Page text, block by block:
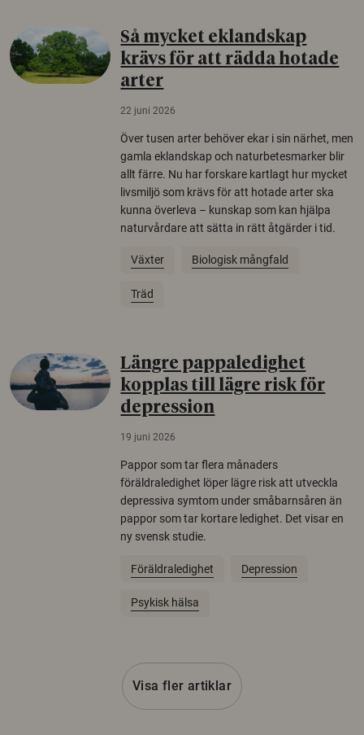
Så mycket eklandskap
krävs för att rädda hotade
arter
22 juni 2026
Över tusen arter behöver ekar i sin närhet, men
gamla eklandskap och naturbetesmarker blir
allt färre. Nu har forskare kartlagt hur mycket
livsmiljö som krävs för att hotade arter ska
kunna överleva – kunskap som kan hjälpa
naturvårdare att sätta in rätt åtgärder i tid.
Växter Biologisk mångfald
Träd
Längre pappaledighet
kopplas till lägre risk för
depression
19 juni 2026
Pappor som tar flera månaders
föräldraledighet löper lägre risk att utveckla
depressiva symtom under småbarnsåren än
pappor som tar kortare ledighet. Det visar en
ny svensk studie.
Föräldraledighet Depression
Psykisk hälsa
Visa fler artiklar